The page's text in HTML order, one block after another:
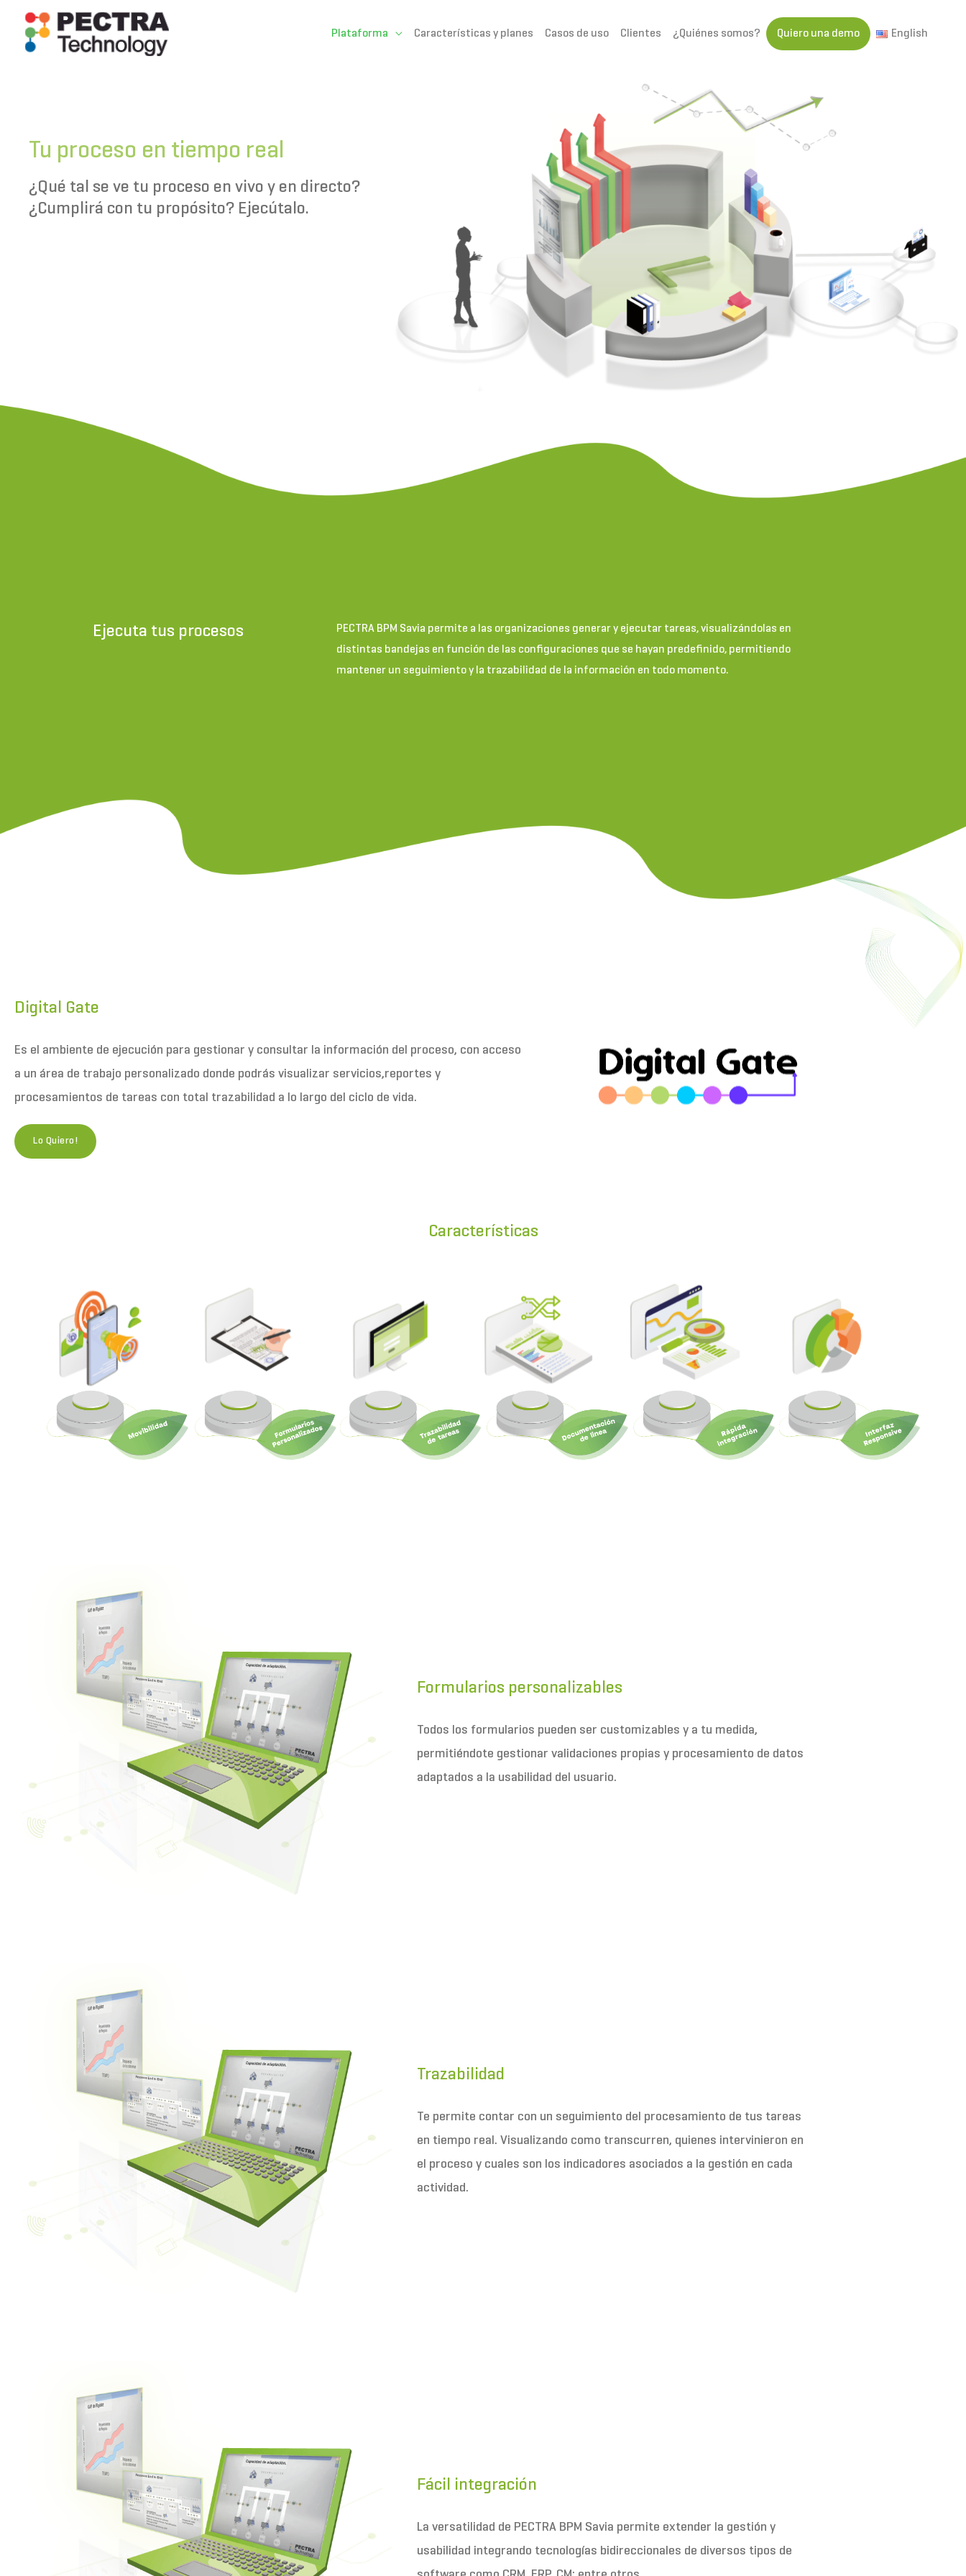
contenido
Plataforma Características y planes Casos de uso Clientes ¿Quiénes somos? Quiero una demo English
Tu proceso en tiempo real
¿Qué tal se ve tu proceso en vivo y en directo?
¿Cumplirá con tu propósito? Ejecútalo.
Ejecuta tus procesos PECTRA BPM Savia permite a las organizaciones generar y ejecutar tareas, visualizándolas en
distintas bandejas en función de las configuraciones que se hayan predefinido, permitiendo
mantener un seguimiento y la trazabilidad de la información en todo momento.
Digital Gate
Es el ambiente de ejecución para gestionar y consultar la información del proceso, con acceso
a un área de trabajo personalizado donde podrás visualizar servicios,reportes y
procesamientos de tareas con total trazabilidad a lo largo del ciclo de vida.
Lo Quiero!
Características
Formularios personalizables
Todos los formularios pueden ser customizables y a tu medida,
permitiéndote gestionar validaciones propias y procesamiento de datos
adaptados a la usabilidad del usuario.
Trazabilidad
Te permite contar con un seguimiento del procesamiento de tus tareas
en tiempo real. Visualizando como transcurren, quienes intervinieron en
el proceso y cuales son los indicadores asociados a la gestión en cada
actividad.
Fácil integración
La versatilidad de PECTRA BPM Savia permite extender la gestión y
usabilidad integrando tecnologías bidireccionales de diversos tipos de